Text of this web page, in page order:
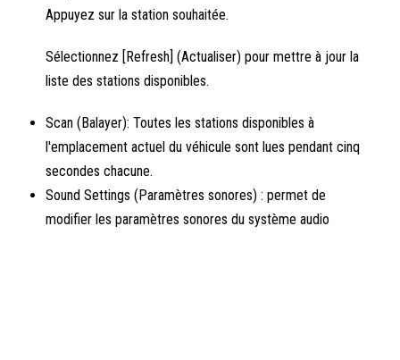
Appuyez sur la station souhaitée.
Sélectionnez [Refresh] (Actualiser) pour mettre à jour la
liste des stations disponibles.
Scan (Balayer): Toutes les stations disponibles à
l'emplacement actuel du véhicule sont lues pendant cinq
secondes chacune.
Sound Settings (Paramètres sonores) : permet de
modifier les paramètres sonores du système audio